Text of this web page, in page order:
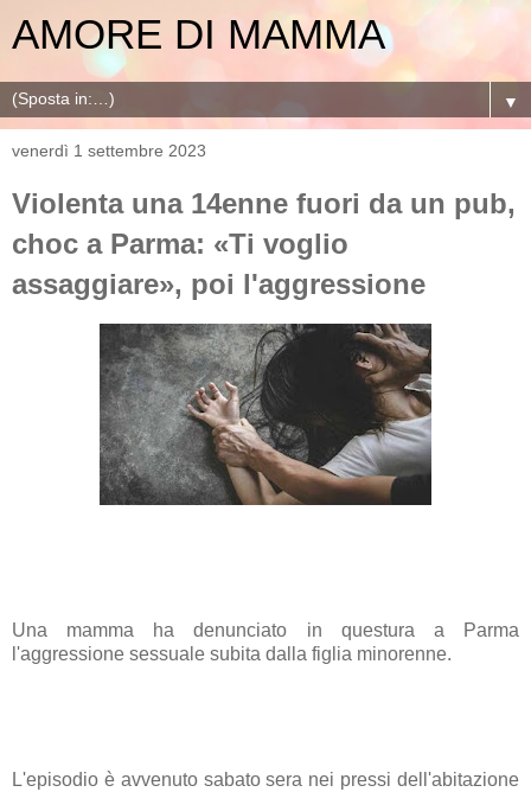
AMORE DI MAMMA
▼
venerdì 1 settembre 2023
Violenta una 14enne fuori da un pub,
choc a Parma: «Ti voglio
assaggiare», poi l'aggressione
Una mamma ha denunciato in questura a Parma
l'aggressione sessuale subita dalla figlia minorenne.
L'episodio è avvenuto sabato sera nei pressi dell'abitazione